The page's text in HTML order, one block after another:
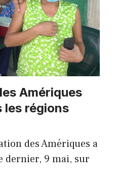
Amériques
les régions
des Amériques a
dernier, 9 mai, sur